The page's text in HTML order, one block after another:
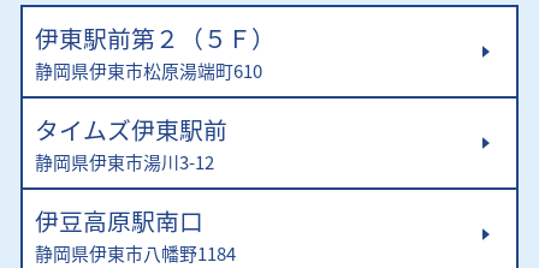
伊東駅前第２（５Ｆ）
静岡県伊東市松原湯端町610
タイムズ伊東駅前
静岡県伊東市湯川3-12
伊豆高原駅南口
静岡県伊東市八幡野1184